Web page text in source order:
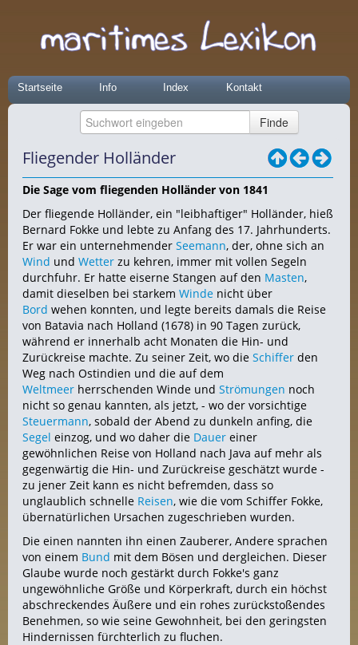
Startseite Info Index Kontakt
Fliegender Holländer
Die Sage vom fliegenden Holländer von 1841
Der fliegende Holländer, ein "leibhaftiger" Holländer, hieß
Bernard Fokke und lebte zu Anfang des 17. Jahrhunderts.
Er war ein unternehmender Seemann, der, ohne sich an
Wind und Wetter zu kehren, immer mit vollen Segeln
durchfuhr. Er hatte eiserne Stangen auf den Masten,
damit dieselben bei starkem Winde nicht über
Bord wehen konnten, und legte bereits damals die Reise
von Batavia nach Holland (1678) in 90 Tagen zurück,
während er innerhalb acht Monaten die Hin- und
Zurückreise machte. Zu seiner Zeit, wo die Schiffer den
Weg nach Ostindien und die auf dem
Weltmeer herrschenden Winde und Strömungen noch
nicht so genau kannten, als jetzt, - wo der vorsichtige
Steuermann, sobald der Abend zu dunkeln anfing, die
Segel einzog, und wo daher die Dauer einer
gewöhnlichen Reise von Holland nach Java auf mehr als
gegenwärtig die Hin- und Zurückreise geschätzt wurde -
zu jener Zeit kann es nicht befremden, dass so
unglaublich schnelle Reisen, wie die vom Schiffer Fokke,
übernatürlichen Ursachen zugeschrieben wurden.
Die einen nannten ihn einen Zauberer, Andere sprachen
von einem Bund mit dem Bösen und dergleichen. Dieser
Glaube wurde noch gestärkt durch Fokke's ganz
ungewöhnliche Größe und Körperkraft, durch ein höchst
abschreckendes Äußere und ein rohes zurückstoßendes
Benehmen, so wie seine Gewohnheit, bei den geringsten
Hindernissen fürchterlich zu fluchen.